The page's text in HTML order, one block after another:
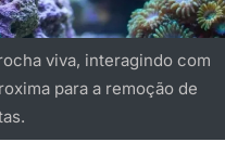
viva, interagindo com
para a remoção de